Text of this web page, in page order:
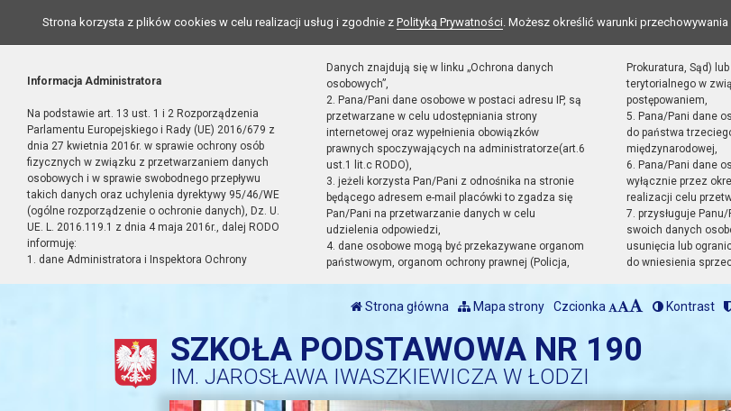
Strona korzysta z plików cookies w celu realizacji usług i zgodnie z Polityką Prywatności. Możesz określić warunki
Informacja Administratora
Na podstawie art. 13 ust. 1 i 2 Rozporządzenia
Parlamentu Europejskiego i Rady (UE) 2016/679 z
dnia 27 kwietnia 2016r. w sprawie ochrony osób
fizycznych w związku z przetwarzaniem danych
osobowych i w sprawie swobodnego przepływu
takich danych oraz uchylenia dyrektywy 95/46/WE
(ogólne rozporządzenie o ochronie danych), Dz. U.
UE. L. 2016.119.1 z dnia 4 maja 2016r., dalej RODO
informuję:
1. dane Administratora i Inspektora Ochrony
Danych znajdują się w linku „Ochrona danych
osobowych”,
2. Pana/Pani dane osobowe w postaci adresu IP, są
przetwarzane w celu udostępniania strony
internetowej oraz wypełnienia obowiązków
prawnych spoczywających na administratorze(art.6
ust.1 lit.c RODO),
3. jeżeli korzysta Pan/Pani z odnośnika na stronie
będącego adresem e-mail placówki to zgadza się
Pan/Pani na przetwarzanie danych w celu
udzielenia odpowiedzi,
4. dane osobowe mogą być przekazywane organom
państwowym, organom ochrony prawnej (Policja,
Prokuratura, Sąd)
terytorialnego w
postępowaniem,
5. Pana/Pani dane
do państwa
międzynarodowej,
6. Pana/Pani dane
wyłącznie przez
realizacji celu
7. przysługuje
swoich danych
usunięcia lub
do wniesienia
Strona główna Mapa strony Czcionka Kontrast
SZKOŁA PODSTAWOWA NR 190
IM. JAROSŁAWA IWASZKIEWICZA W ŁODZI